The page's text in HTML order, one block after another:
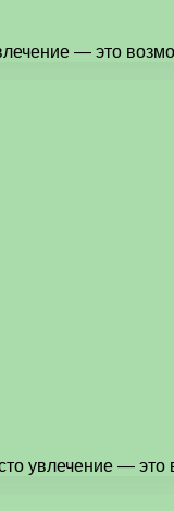
— это
увлечение —